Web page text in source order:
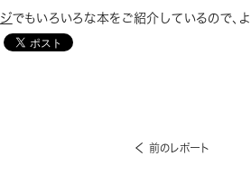
ジでもいろいろな本をご紹介しているので、
前のレポート